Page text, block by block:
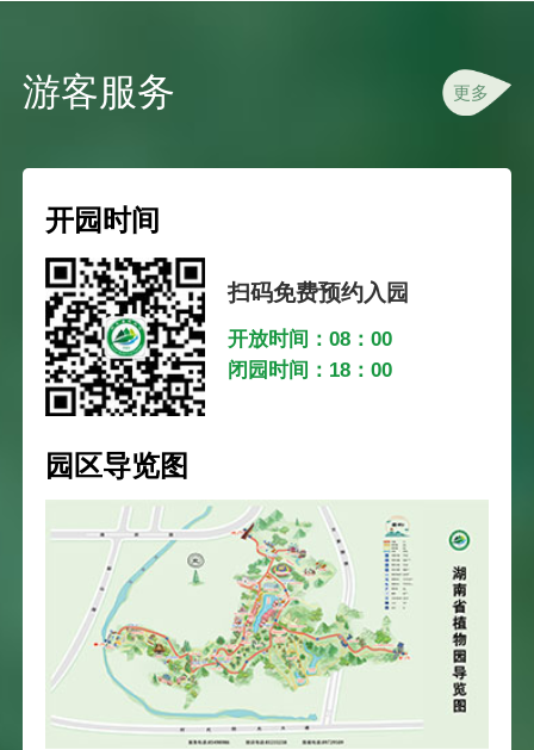
游客服务 更多
开园时间
扫码免费预约入园
开放时间：08：00
闭园时间：18：00
园区导览图